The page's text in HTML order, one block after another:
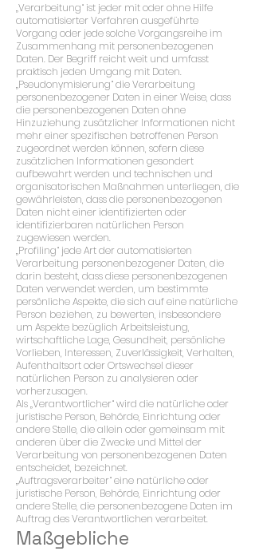
„Verarbeitung“ ist jeder mit oder ohne Hilfe
automatisierter Verfahren ausgeführte
Vorgang oder jede solche Vorgangsreihe im
Zusammenhang mit personenbezogenen
Daten. Der Begriff reicht weit und umfasst
praktisch jeden Umgang mit Daten.
„Pseudonymisierung“ die Verarbeitung
personenbezogener Daten in einer Weise, dass
die personenbezogenen Daten ohne
Hinzuziehung zusätzlicher Informationen nicht
mehr einer spezifischen betroffenen Person
zugeordnet werden können, sofern diese
zusätzlichen Informationen gesondert
aufbewahrt werden und technischen und
organisatorischen Maßnahmen unterliegen, die
gewährleisten, dass die personenbezogenen
Daten nicht einer identifizierten oder
identifizierbaren natürlichen Person
zugewiesen werden.
„Profiling“ jede Art der automatisierten
Verarbeitung personenbezogener Daten, die
darin besteht, dass diese personenbezogenen
Daten verwendet werden, um bestimmte
persönliche Aspekte, die sich auf eine natürliche
Person beziehen, zu bewerten, insbesondere
um Aspekte bezüglich Arbeitsleistung,
wirtschaftliche Lage, Gesundheit, persönliche
Vorlieben, Interessen, Zuverlässigkeit, Verhalten,
Aufenthaltsort oder Ortswechsel dieser
natürlichen Person zu analysieren oder
vorherzusagen.
Als „Verantwortlicher“ wird die natürliche oder
juristische Person, Behörde, Einrichtung oder
andere Stelle, die allein oder gemeinsam mit
anderen über die Zwecke und Mittel der
Verarbeitung von personenbezogenen Daten
entscheidet, bezeichnet.
„Auftragsverarbeiter“ eine natürliche oder
juristische Person, Behörde, Einrichtung oder
andere Stelle, die personenbezogene Daten im
Auftrag des Verantwortlichen verarbeitet.
Maßgebliche